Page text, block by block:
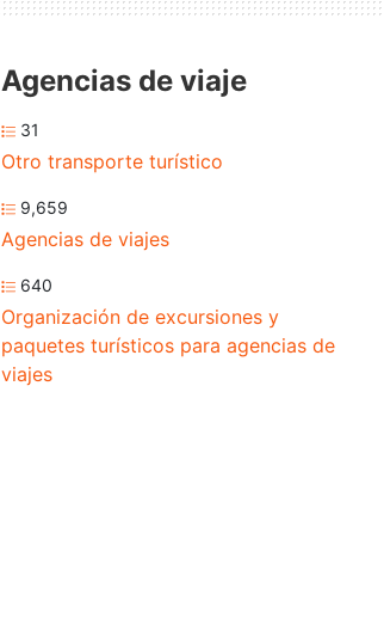
Agencias de viaje
31
Otro transporte turístico
9,659
Agencias de viajes
640
Organización de excursiones y
paquetes turísticos para agencias de
viajes